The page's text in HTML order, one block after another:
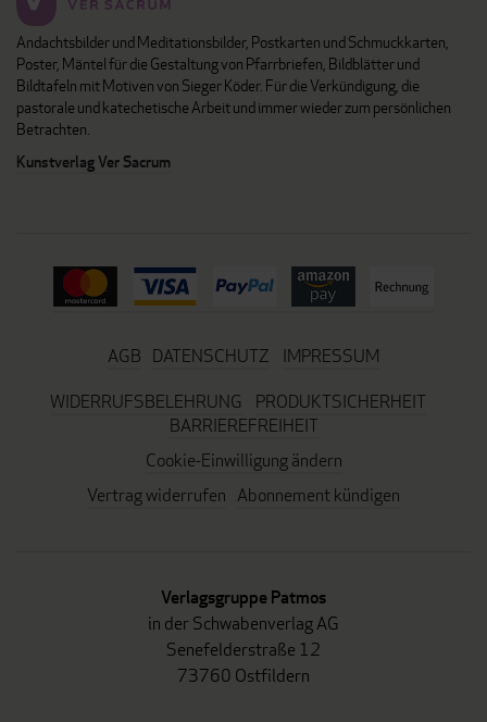
Andachtsbilder und Meditationsbilder, Postkarten und Schmuckkarten,
Poster, Mäntel für die Gestaltung von Pfarrbriefen, Bildblätter und
Bildtafeln mit Motiven von Sieger Köder. Für die Verkündigung, die
pastorale und katechetische Arbeit und immer wieder zum persönlichen
Betrachten.
Kunstverlag Ver Sacrum
AGB DATENSCHUTZ
IMPRESSUM
WIDERRUFSBELEHRUNG
PRODUKTSICHERHEIT
BARRIEREFREIHEIT
Cookie-Einwilligung ändern
Vertrag widerrufen Abonnement kündigen
Verlagsgruppe Patmos
in der Schwabenverlag AG
Senefelderstraße 12
73760 Ostfildern